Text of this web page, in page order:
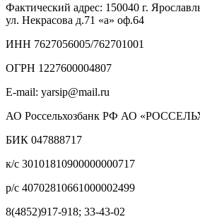
Фактический адрес: 150040 г.
ул. Некрасова д.71 «а» оф.64
ИНН 7627056005/762701001
ОГРН 1227600004807
E-mail: yarsip@mail.ru
АО Россельхозбанк РФ АО
БИК 047888717
к/с 30101810900000000717
р/с 40702810661000002499
8(4852)917-918; 33-43-02